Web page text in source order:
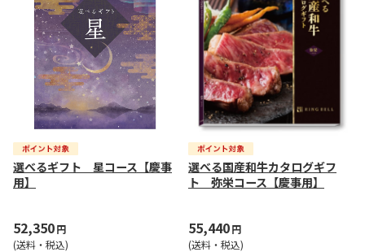
選べるギフト 星コース【慶事
用】
52,350円
(送料・税込)
選べる国産和牛カタログギフ
ト 弥栄コース【慶事用】
55,440円
(送料・税込)